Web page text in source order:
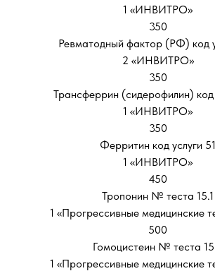
1 «ИНВИТРО»
350
Ревматодный фактор (РФ) код
2 «ИНВИТРО»
350
Трансферрин (сидерофилин) код
1 «ИНВИТРО»
350
Ферритин код услуги 51
1 «ИНВИТРО»
450
Тропонин № теста 15.1
1 «Прогрессивные медицинские
500
Гомоцистеин № теста
1 «Прогрессивные медицинские